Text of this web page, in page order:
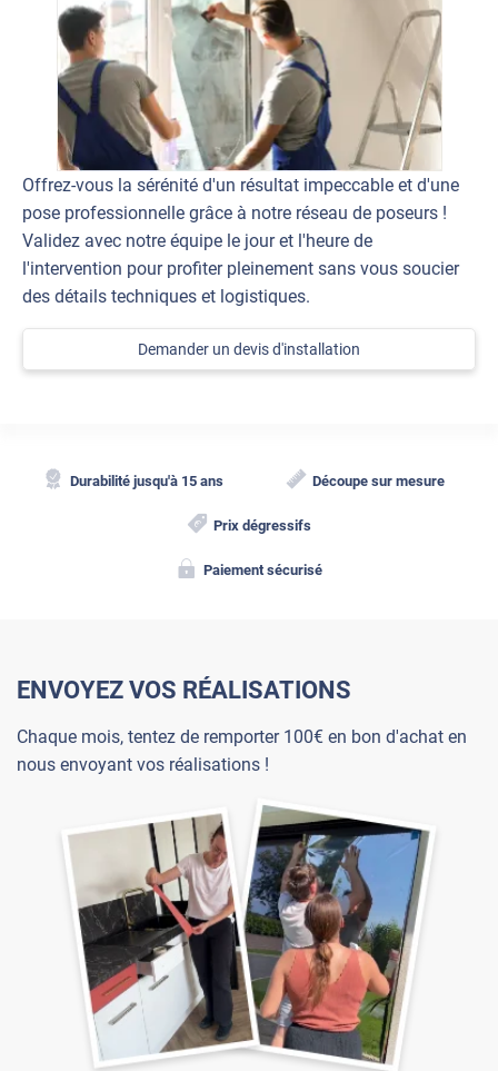
Offrez-vous la sérénité d'un résultat impeccable et d'une
pose professionnelle grâce à notre réseau de poseurs !
Validez avec notre équipe le jour et l'heure de
l'intervention pour profiter pleinement sans vous soucier
des détails techniques et logistiques.
Demander un devis d'installation
Durabilité jusqu'à 15 ans Découpe sur mesure
Prix dégressifs
Paiement sécurisé
ENVOYEZ VOS RÉALISATIONS
Chaque mois, tentez de remporter 100€ en bon d'achat en
nous envoyant vos réalisations !